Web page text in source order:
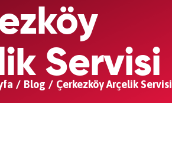
Servisi
Blog Çerkezköy Arçelik Servisi